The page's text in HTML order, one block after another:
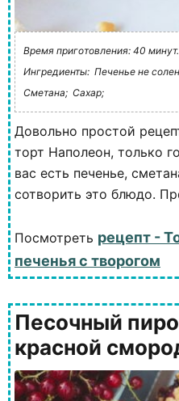
Время приготовления: 40 минут.
Ингредиенты: Печенье не
Сметана; Сахар;
Довольно простой
торт Наполеон, только
вас есть печенье,
сотворить это блюдо.
Посмотреть рецепт -
печенья с творогом
Песочный
красной